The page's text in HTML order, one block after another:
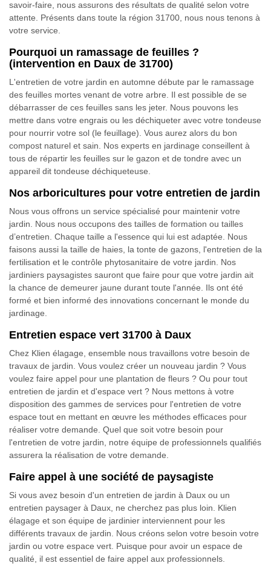
savoir-faire, nous assurons des résultats de qualité selon votre
attente. Présents dans toute la région 31700, nous nous tenons à
votre service.
Pourquoi un ramassage de feuilles ?
(intervention en Daux de 31700)
L'entretien de votre jardin en automne débute par le ramassage
des feuilles mortes venant de votre arbre. Il est possible de se
débarrasser de ces feuilles sans les jeter. Nous pouvons les
mettre dans votre engrais ou les déchiqueter avec votre tondeuse
pour nourrir votre sol (le feuillage). Vous aurez alors du bon
compost naturel et sain. Nos experts en jardinage conseillent à
tous de répartir les feuilles sur le gazon et de tondre avec un
appareil dit tondeuse déchiqueteuse.
Nos arboricultures pour votre entretien de jardin
Nous vous offrons un service spécialisé pour maintenir votre
jardin. Nous nous occupons des tailles de formation ou tailles
d’entretien. Chaque taille a l'essence qui lui est adaptée. Nous
faisons aussi la taille de haies, la tonte de gazons, l'entretien de la
fertilisation et le contrôle phytosanitaire de votre jardin. Nos
jardiniers paysagistes sauront que faire pour que votre jardin ait
la chance de demeurer jaune durant toute l'année. Ils ont été
formé et bien informé des innovations concernant le monde du
jardinage.
Entretien espace vert 31700 à Daux
Chez Klien élagage, ensemble nous travaillons votre besoin de
travaux de jardin. Vous voulez créer un nouveau jardin ? Vous
voulez faire appel pour une plantation de fleurs ? Ou pour tout
entretien de jardin et d'espace vert ? Nous mettons à votre
disposition des gammes de services pour l'entretien de votre
espace tout en mettant en œuvre les méthodes efficaces pour
réaliser votre demande. Quel que soit votre besoin pour
l'entretien de votre jardin, notre équipe de professionnels qualifiés
assurera la réalisation de votre demande.
Faire appel à une société de paysagiste
Si vous avez besoin d'un entretien de jardin à Daux ou un
entretien paysager à Daux, ne cherchez pas plus loin. Klien
élagage et son équipe de jardinier interviennent pour les
différents travaux de jardin. Nous créons selon votre besoin votre
jardin ou votre espace vert. Puisque pour avoir un espace de
qualité, il est essentiel de faire appel aux professionnels.